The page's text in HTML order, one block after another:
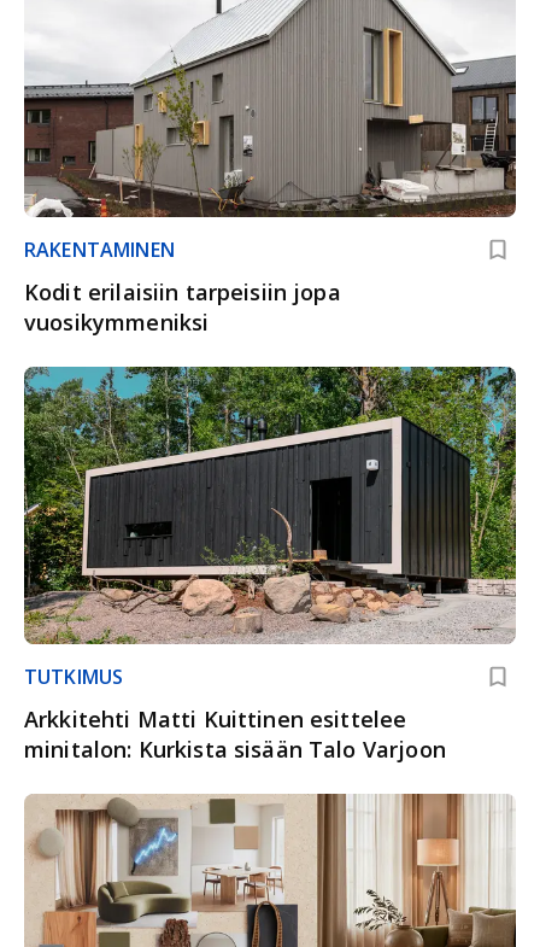
RAKENTAMINEN
Kodit erilaisiin tarpeisiin jopa
vuosikymmeniksi
TUTKIMUS
Arkkitehti Matti Kuittinen esittelee
minitalon: Kurkista sisään Talo Varjoon